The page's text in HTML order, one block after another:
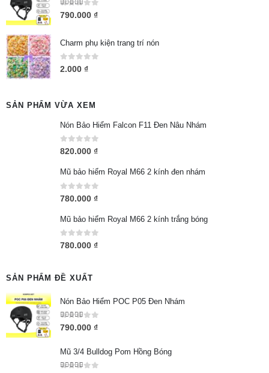
5.00 out of 5
790.000 ₫
Charm phụ kiện trang trí nón
0 out of 5
2.000 ₫
SẢN PHẨM VỪA XEM
Nón Bảo Hiểm Falcon F11 Đen Nâu Nhám
0out of 5
820.000 ₫
Mũ bảo hiểm Royal M66 2 kính đen nhám
0out of 5
780.000 ₫
Mũ bảo hiểm Royal M66 2 kính trắng bóng
0out of 5
780.000 ₫
SẢN PHẨM ĐỀ XUẤT
Nón Bảo Hiểm POC P05 Đen Nhám
5.00 out of 5
790.000 ₫
Mũ 3/4 Bulldog Pom Hồng Bóng